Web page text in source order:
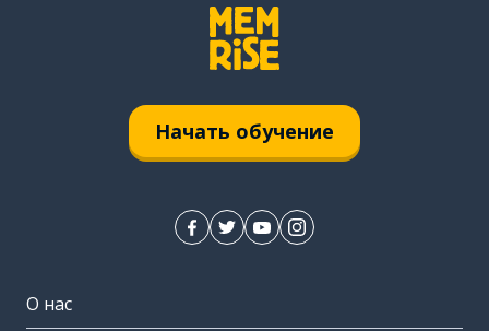
Начать обучение
О нас